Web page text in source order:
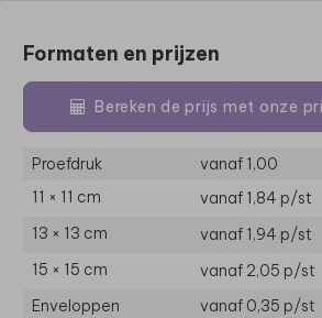
Formaten en prijzen
Bereken de prijs met onze
Proefdruk
vanaf 1,00
11 × 11 cm
vanaf 1,84 p/st
13 × 13 cm
vanaf 1,94 p/st
15 × 15 cm
vanaf 2,05 p/st
Enveloppen
vanaf 0,35 p/st